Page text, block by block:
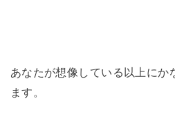
あなたが想像している以上にか
ます。